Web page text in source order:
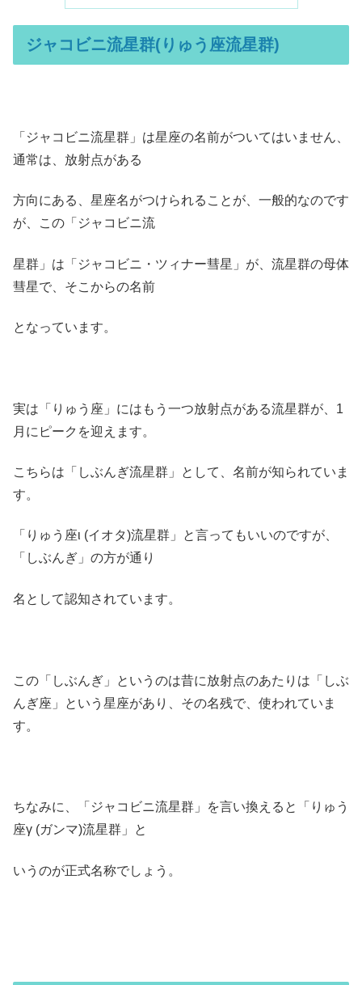
ジャコビニ流星群(りゅう座流星群)
「ジャコビニ流星群」は星座の名前がついてはいません、
通常は、放射点がある
方向にある、星座名がつけられることが、一般的なのです
が、この「ジャコビニ流
星群」は「ジャコビニ・ツィナー彗星」が、流星群の母体
彗星で、そこからの名前
となっています。
実は「りゅう座」にはもう一つ放射点がある流星群が、1
月にピークを迎えます。
こちらは「しぶんぎ流星群」として、名前が知られていま
す。
「りゅう座ι (イオタ)流星群」と言ってもいいのですが、
「しぶんぎ」の方が通り
名として認知されています。
この「しぶんぎ」というのは昔に放射点のあたりは「しぶ
んぎ座」という星座があり、その名残で、使われていま
す。
ちなみに、「ジャコビニ流星群」を言い換えると「りゅう
座γ (ガンマ)流星群」と
いうのが正式名称でしょう。